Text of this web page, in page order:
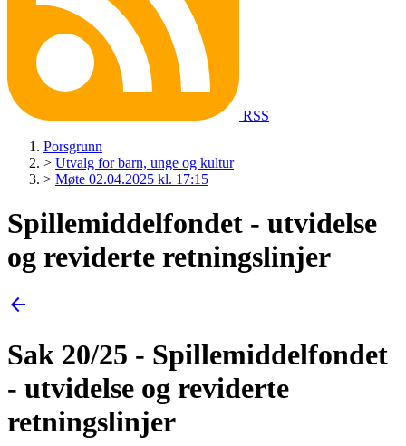
RSS
Porsgrunn
> Utvalg for barn, unge og kultur
> Møte 02.04.2025 kl. 17:15
Spillemiddelfondet - utvidelse
og reviderte retningslinjer
arrow_back
Sak 20/25 - Spillemiddelfondet
- utvidelse og reviderte
retningslinjer